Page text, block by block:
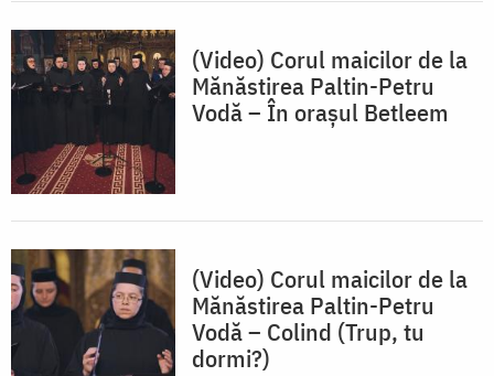
(Video) Corul maicilor de la
Mănăstirea Paltin-Petru
Vodă – În orașul Betleem
(Video) Corul maicilor de la
Mănăstirea Paltin-Petru
Vodă – Colind (Trup, tu
dormi?)